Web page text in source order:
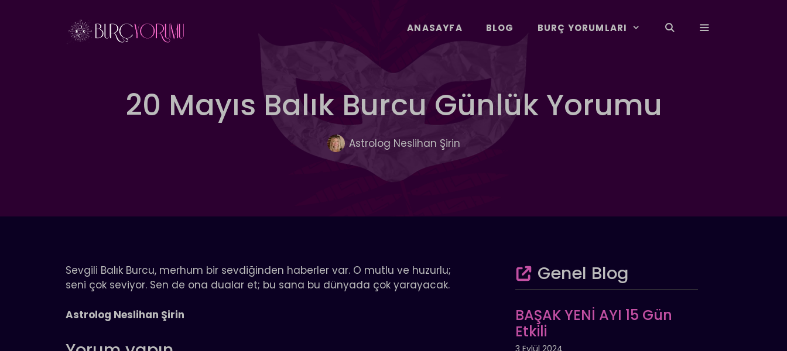
ANASAYFA BLOG BURÇ YORUMLARI
20 Mayıs Balık Burcu Günlük Yorumu
Astrolog Neslihan Şirin
Sevgili Balık Burcu, merhum bir sevdiğinden haberler var. O mutlu ve huzurlu;
seni çok seviyor. Sen de ona dualar et; bu sana bu dünyada çok yarayacak.
Astrolog Neslihan Şirin
Genel Blog
BAŞAK YENİ AYI 15 Gün
Etkili
3 Eylül 2024